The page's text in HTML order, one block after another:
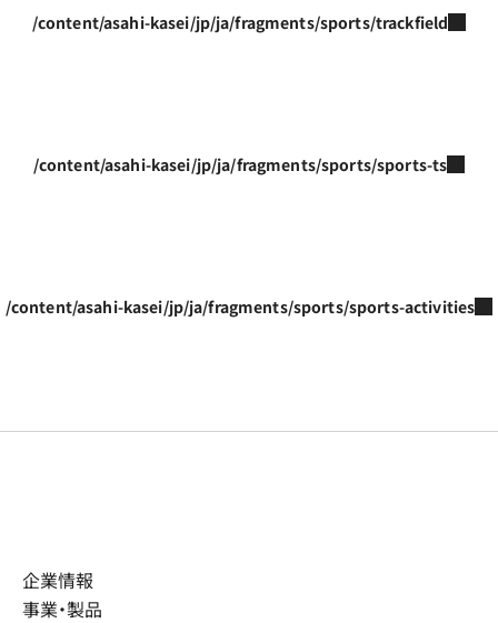
/content/asahi-kasei/jp/ja/fragments/sports/trackfield
/content/asahi-kasei/jp/ja/fragments/sports/sports-ts
/content/asahi-kasei/jp/ja/fragments/sports/sports-activities
企業情報
事業・製品